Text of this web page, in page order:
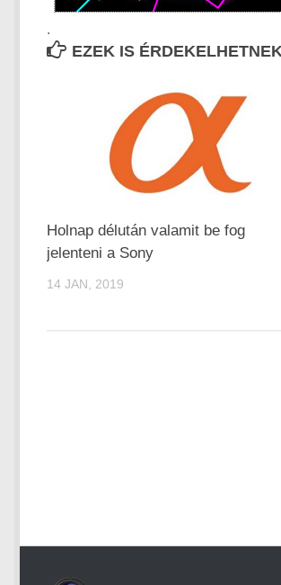
.
EZEK IS
Holnap délután valamit be fog
jelenteni a Sony
14 JAN, 2019